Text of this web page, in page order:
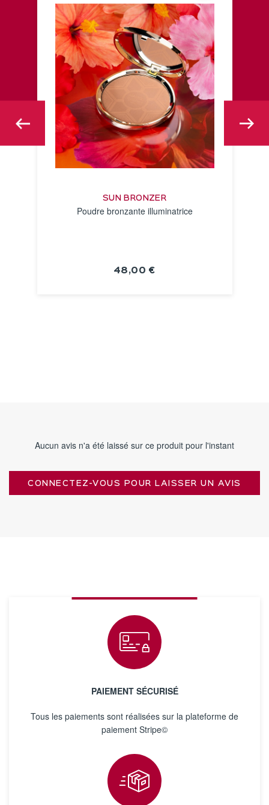
SUN BRONZER
Poudre bronzante illuminatrice
48,00 €
Aucun avis n'a été laissé sur ce produit pour l'instant
CONNECTEZ-VOUS POUR LAISSER UN AVIS
PAIEMENT SÉCURISÉ
Tous les paiements sont réalisées sur la plateforme de
paiement Stripe©